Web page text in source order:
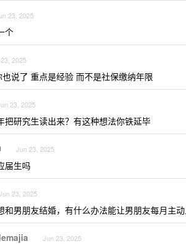
23, 2025
个
2025
也说了 重点是经验 而不是社保缴纳年限
23, 2025
把研究生读出来？有这种想法你铁延毕
Jun 23, 2025
届生吗
23, 2025
和男朋友结婚，有什么办法能让男朋友每月主动
Jun 23, 2025